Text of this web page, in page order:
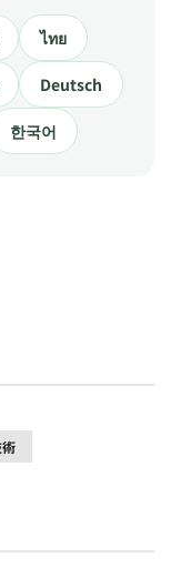
ไทย
Deutsch
한국어